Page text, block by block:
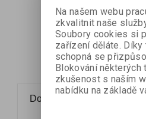
Dotaz na výrobek
Na našem webu
zkvalitnit naše
Soubory cookies si
zařízení děláte.
schopná se
Blokování
zkušenost s naším
nabídku na základě